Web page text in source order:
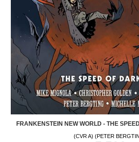
FRANKENSTEIN NEW WORLD - THE
(CVR A) (PETER